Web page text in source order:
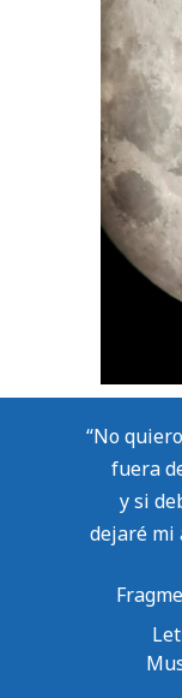
“No
fuera
y si
dejaré mi